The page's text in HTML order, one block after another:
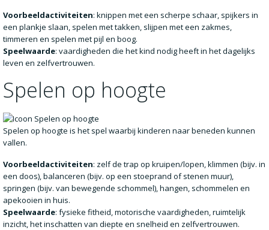
Voorbeeldactiviteiten: knippen met een scherpe schaar, spijkers in
een plankje slaan, spelen met takken, slijpen met een zakmes,
timmeren en spelen met pijl en boog.
Speelwaarde: vaardigheden die het kind nodig heeft in het dagelijks
leven en zelfvertrouwen.
Spelen op hoogte
Spelen op hoogte is het spel waarbij kinderen naar beneden kunnen
vallen.
Voorbeeldactiviteiten: zelf de trap op kruipen/lopen, klimmen (bijv. in
een doos), balanceren (bijv. op een stoeprand of stenen muur),
springen (bijv. van bewegende schommel), hangen, schommelen en
apekooien in huis.
Speelwaarde: fysieke fitheid, motorische vaardigheden, ruimtelijk
inzicht, het inschatten van diepte en snelheid en zelfvertrouwen.